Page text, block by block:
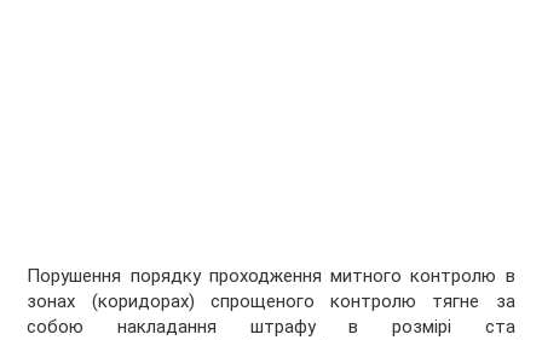
Порушення порядку проходження митного контролю в
зонах (коридорах) спрощеного контролю тягне за
собою накладання штрафу в розмірі ста